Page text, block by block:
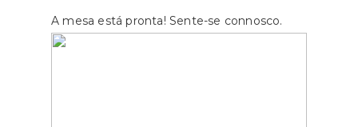
A mesa está pronta! Sente-se connosco.